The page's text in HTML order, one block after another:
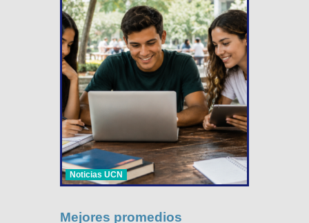
Noticias UCN
Mejores promedios